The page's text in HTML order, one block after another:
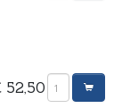
52,50